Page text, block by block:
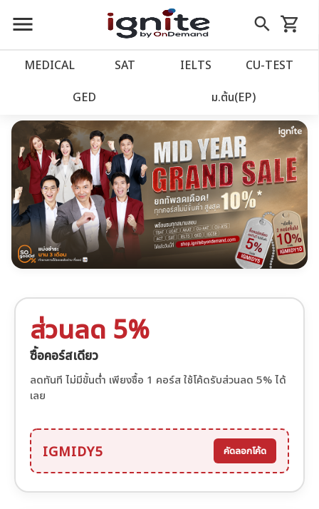
close
account_balance หน้าแรก
เว็บไซต์อิกไนท์
local_offer โปรโมชั่น
import_contacts วางแผนการเรียน
account_circle เข้าสู่ระบบ
assignment ลงทะเบียน
menu search
Skip
to
shopping_cart
รถเข็น
MEDICAL SAT IELTS CU‑TEST
GED ม.ต้น(EP)
Midyear Grand sale
ส่วนลด 5%
ซื้อคอร์สเดียว
ลดทันที ไม่มีขั้นต่ำ เพียงซื้อ 1 คอร์ส ใช้โค้ดรับส่วนลด 5% ได้
เลย
IGMIDY5 คัดลอกโค้ด